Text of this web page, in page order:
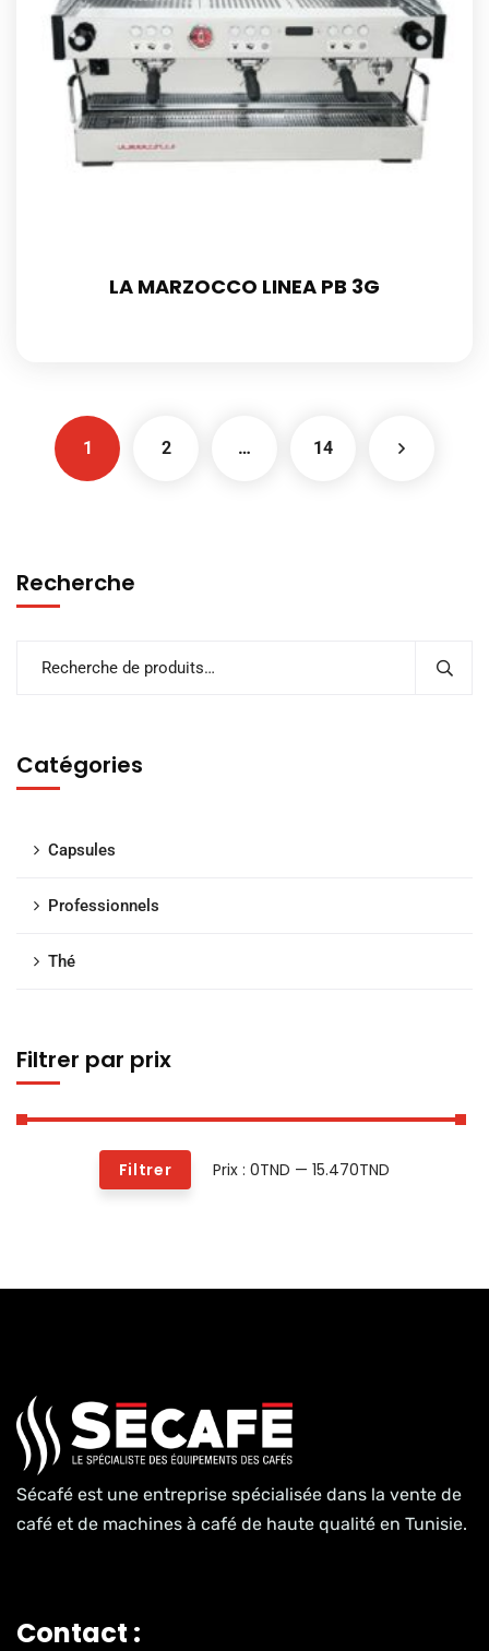
LA MARZOCCO LINEA PB 3G
1 2 … 14
Recherche
Catégories
Capsules
Professionnels
Thé
Filtrer par prix
Filtrer Prix :0TND —15.470TND
Sécafé est une entreprise spécialisée dans la vente de
café et de machines à café de haute qualité en Tunisie.
Contact :